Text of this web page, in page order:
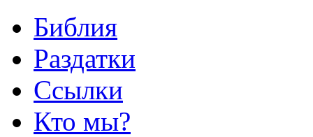
Библия
Раздатки
Ссылки
Кто мы?